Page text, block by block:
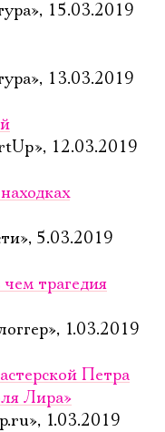
15.03.2019
13.03.2019
12.03.2019
5.03.2019
трагедия
1.03.2019
Петра
Лира»
1.03.2019